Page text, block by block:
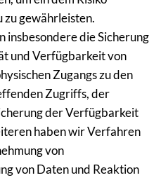
zu gewährleisten.
insbesondere die Sicherung
und Verfügbarkeit von
Zugangs zu den
Zugriffs, der
der Verfügbarkeit
haben wir Verfahren
von
von Daten und Reaktion